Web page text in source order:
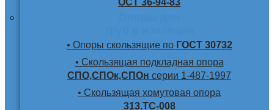
ОСТ 36-94-83
• Опоры скользящие по ГОСТ 30732
• Скользящая подкладная опора
СПО,СПОк,СПОн серии 1-487-1997
• Скользящая хомутовая опора
313.ТС-008